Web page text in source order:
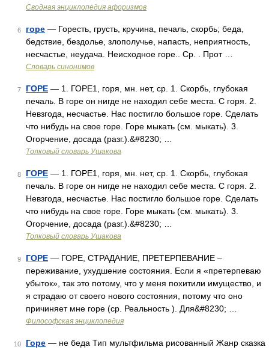
Сводная энциклопедия афоризмов
6 горе — Горесть, грусть, кручина, печаль, скорбь; беда,
бедствие, бездолье, злополучье, напасть, неприятность,
несчастье, неудача. Неисходное горе.. Ср. . Прот …
Словарь синонимов
7 ГОРЕ — 1. ГОРЕ1, горя, мн. нет, ср. 1. Скорбь, глубокая
печаль. В горе он нигде не находил себе места. С горя. 2.
Невзгода, несчастье. Нас постигло большое горе. Сделать
что нибудь на свое горе. Горе мыкать (см. мыкать). 3.
Огорчение, досада (разг.).&#8230; …
Толковый словарь Ушакова
8 ГОРЕ — 1. ГОРЕ1, горя, мн. нет, ср. 1. Скорбь, глубокая
печаль. В горе он нигде не находил себе места. С горя. 2.
Невзгода, несчастье. Нас постигло большое горе. Сделать
что нибудь на свое горе. Горе мыкать (см. мыкать). 3.
Огорчение, досада (разг.).&#8230; …
Толковый словарь Ушакова
9 ГОРЕ — ГОРЕ, СТРАДАНИЕ, ПРЕТЕРПЕВАНИЕ –
переживание, ухудшение состояния. Если я «претерпеваю
убыток», так это потому, что у меня похитили имущество, и
я страдаю от своего нового состояния, потому что оно
причиняет мне горе (ср. Реальность ). Для&#8230; …
Философская энциклопедия
10 Горе — не беда Тип мультфильма рисованный Жанр сказка